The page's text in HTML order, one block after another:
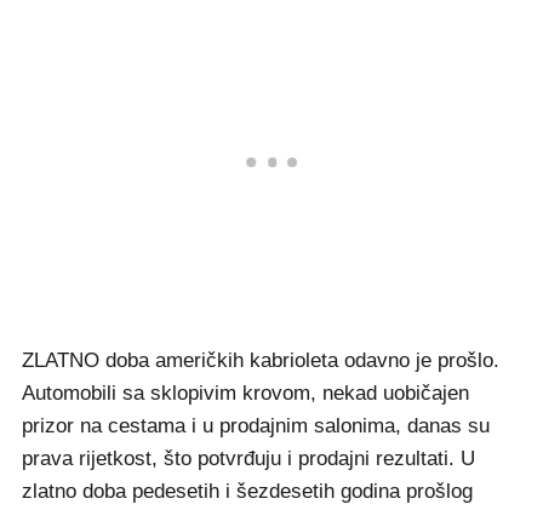
ZLATNO doba američkih kabrioleta odavno je prošlo.
Automobili sa sklopivim krovom, nekad uobičajen
prizor na cestama i u prodajnim salonima, danas su
prava rijetkost, što potvrđuju i prodajni rezultati. U
zlatno doba pedesetih i šezdesetih godina prošlog